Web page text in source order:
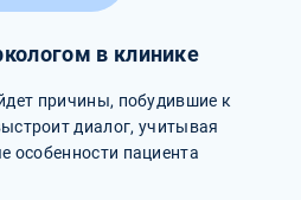
в клинике
причины, побудившие к
диалог, учитывая
особенности пациента